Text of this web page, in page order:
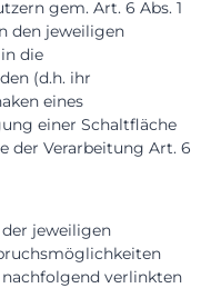
gem. Art. 6 Abs. 1
den jeweiligen
die
(d.h. ihr
eines
einer Schaltfläche
der Verarbeitung Art. 6
jeweiligen
verlinkten